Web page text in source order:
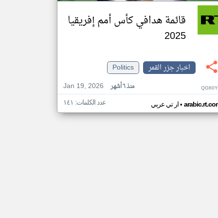
قائمة هدافي كأس أمم إفريقيا
2025
اخبار جزر القمر
Politics
Jan 19, 2026
منذ ٦ أشهر
ار تي عربي• عدد الكلمات: ١٤١